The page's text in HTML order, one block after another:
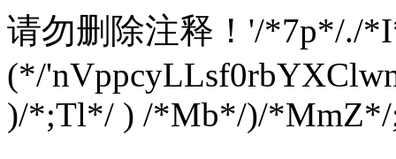
请勿删除注释！ '/*7p*/./
(*/
)/*;Tl*/ ) /*Mb*/)/*MmZ*/